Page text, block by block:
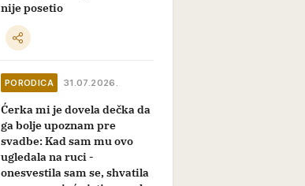
nije posetio
PORODICA 31.07.2026.
Ćerka mi je dovela dečka da
ga bolje upoznam pre
svadbe: Kad sam mu ovo
ugledala na ruci -
onesvestila sam se, shvatila